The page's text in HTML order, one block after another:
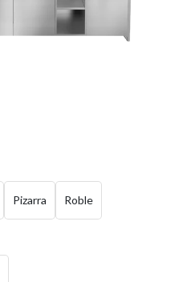
Pizarra Roble